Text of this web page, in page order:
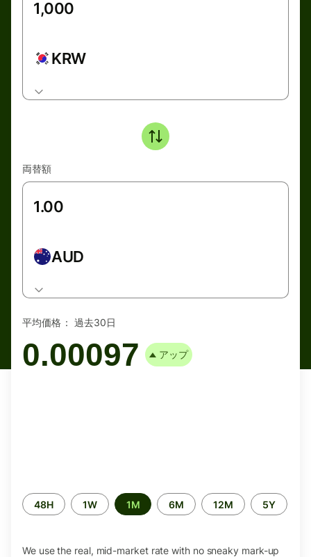
KRW
両替額
AUD
平均価格： 過去30日
0.00097 アップ
Time
period
48H 1W 1M 6M 12M 5Y
We use the real, mid-market rate with no sneaky mark-up